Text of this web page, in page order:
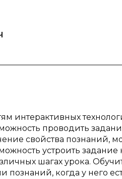
интерактивных
проводить
свойства познаний,
устроить
шагах урока.
когда у него